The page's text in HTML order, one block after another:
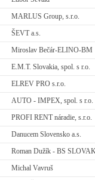
MARLUS Group, s.r.o.
ŠEVT a.s.
Miroslav Bečár-ELINO-BM
E.M.T. Slovakia, spol. s r.o.
ELREV PRO s.r.o.
AUTO - IMPEX, spol. s r.o.
PROFI RENT náradie, s.r.o.
Danucem Slovensko a.s.
Roman Dužík - BS
Michal Vavruš